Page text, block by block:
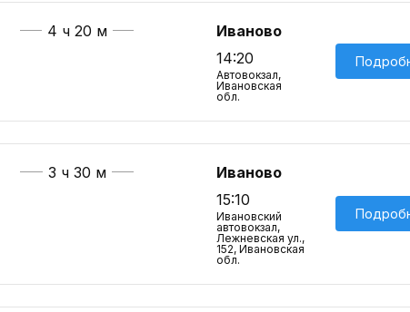
4 ч 20 м
Иваново
14:20
Автовокзал,
Ивановская
обл.
3 ч 30 м
Иваново
15:10
Ивановский
автовокзал,
Лежневская ул.,
152, Ивановская
обл.